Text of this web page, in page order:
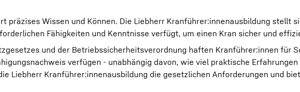
präzises Wissen und Können. Die Liebherr Kranführer:innenausbildung stellt
Fähigkeiten und Kenntnisse verfügt, um einen Kran sicher und
und der Betriebssicherheitsverordnung haften Kranführer:innen für
verfügen - unabhängig davon, wie viel praktische Erfahrungen
Liebherr Kranführer:innenausbildung die gesetzlichen Anforderungen und